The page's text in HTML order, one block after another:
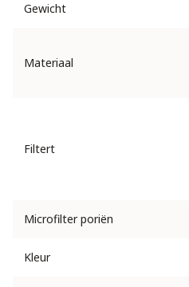
Gewicht
Materiaal
Filtert
Microfilter poriën
Kleur